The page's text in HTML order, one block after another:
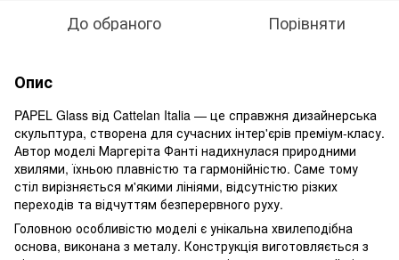
До обраного Порівняти
Опис
PAPEL Glass від Cattelan Italia — це справжня дизайнерська
скульптура, створена для сучасних інтер'єрів преміум-класу.
Автор моделі Маргеріта Фанті надихнулася природними
хвилями, їхньою плавністю та гармонійністю. Саме тому
стіл вирізняється м'якими лініями, відсутністю різких
переходів та відчуттям безперервного руху.
Головною особливістю моделі є унікальна хвилеподібна
основа, виконана з металу. Конструкція виготовляється з